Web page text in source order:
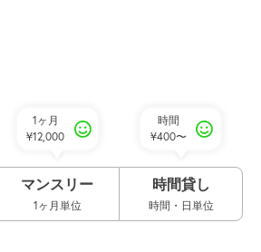
1ヶ月
¥12,000
マンスリー
1ヶ月単位
時間
¥400〜
時間貸し
時間・日単位